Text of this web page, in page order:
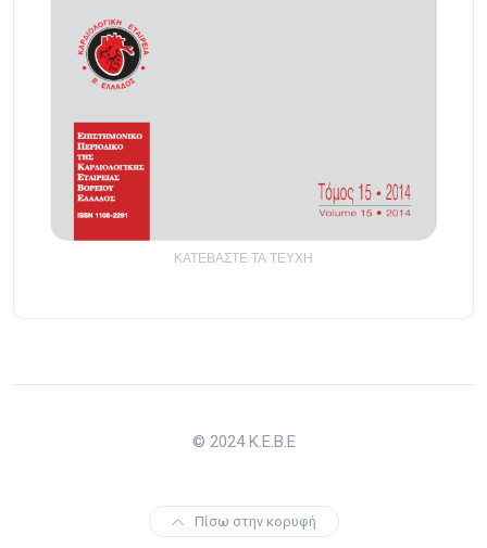
ΚΑΤΕΒΑΣΤΕ ΤΑ ΤΕΥΧΗ
© 2024 Κ.Ε.Β.Ε
Πίσω στην κορυφή